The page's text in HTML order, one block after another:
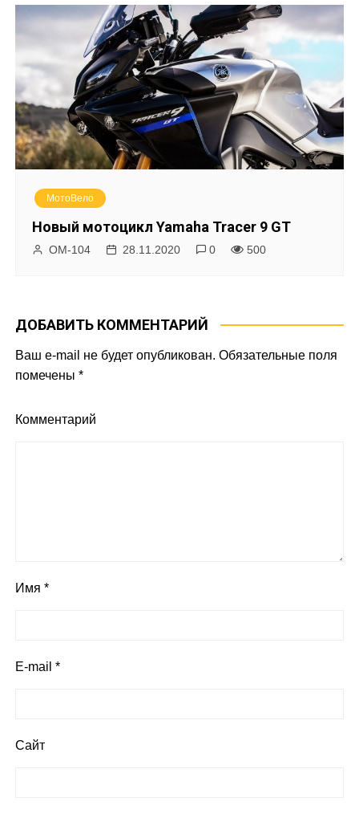
МотоВело
Новый мотоцикл Yamaha Tracer 9 GT
ОМ-104 28.11.2020 0 500
ДОБАВИТЬ КОММЕНТАРИЙ
Ваш e-mail не будет опубликован. Обязательные поля
помечены*
Комментарий
Имя*
E-mail*
Сайт